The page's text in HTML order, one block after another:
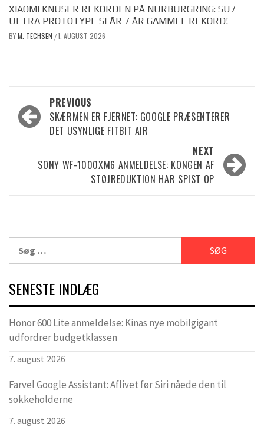
XIAOMI KNUSER REKORDEN PÅ NÜRBURGRING: SU7
ULTRA PROTOTYPE SLÅR 7 ÅR GAMMEL REKORD!
BYM. TECHSEN /1. AUGUST 2026
Post
navigation
PREVIOUS
SKÆRMEN ER FJERNET: GOOGLE PRÆSENTERER
DET USYNLIGE FITBIT AIR
NEXT
SONY WF-1000XM6 ANMELDELSE: KONGEN AF
STØJREDUKTION HAR SPIST OP
efter:
SENESTE INDLÆG
Honor 600 Lite anmeldelse: Kinas nye mobilgigant
udfordrer budgetklassen
7. august 2026
Farvel Google Assistant: Aflivet før Siri nåede den til
sokkeholderne
7. august 2026